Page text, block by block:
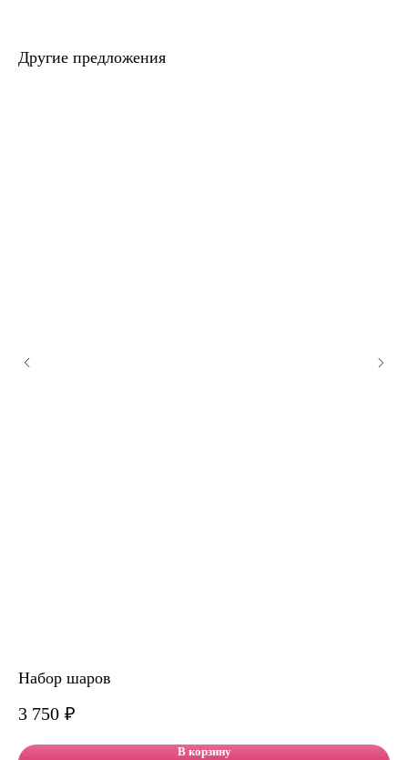
Другие предложения
Набор шаров
3 750 ₽
В корзину